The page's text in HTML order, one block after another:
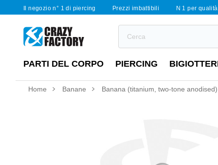
Il negozio n° 1 di piercing Prezzi imbattibili N 1 per
PARTI DEL CORPO PIERCING
Home Banane Banana (titanium, two-tone